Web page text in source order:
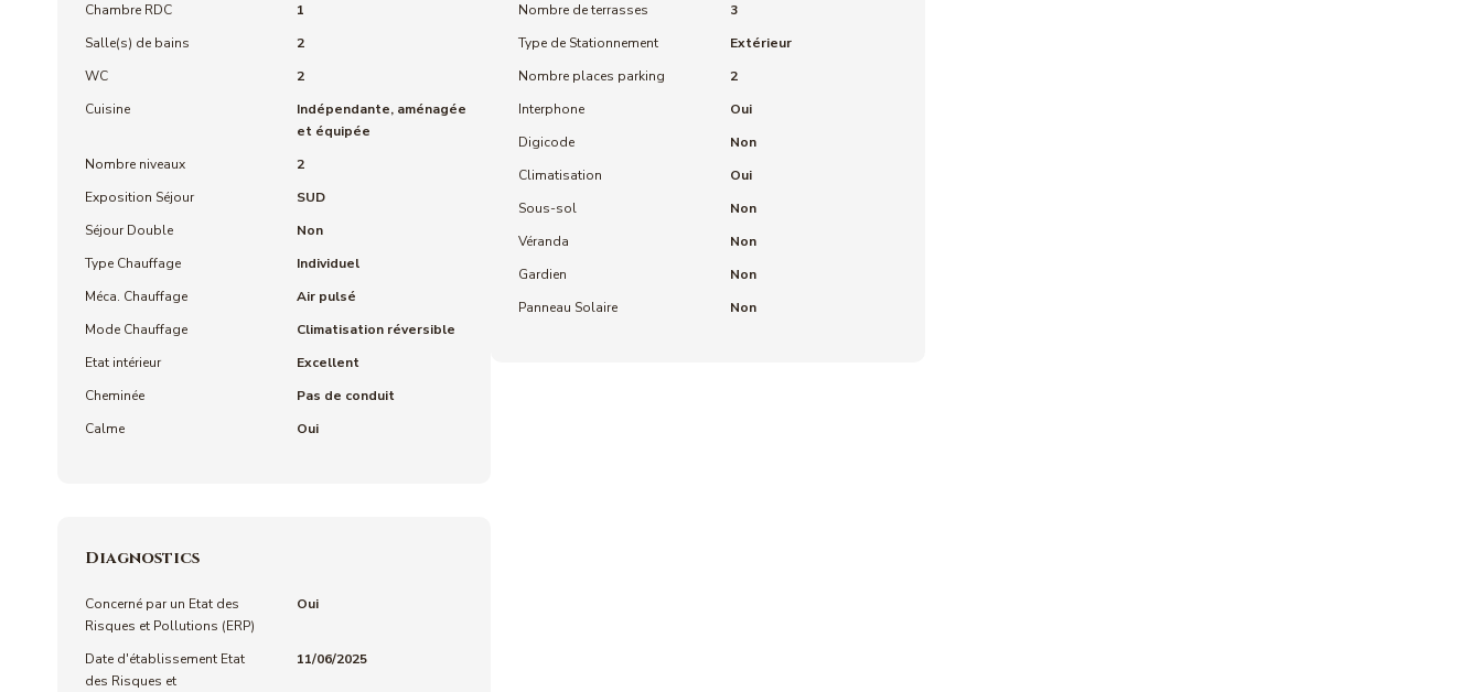
Chambre RDC
1
Salle(s) de bains
2
WC
2
Cuisine
Indépendante, aménagée
et équipée
Nombre niveaux
2
Exposition Séjour
SUD
Séjour Double
Non
Type Chauffage
Individuel
Méca. Chauffage
Air pulsé
Mode Chauffage
Climatisation réversible
Etat intérieur
Excellent
Cheminée
Pas de conduit
Calme
Oui
Nombre de terrasses
3
Type de Stationnement
Extérieur
Nombre places parking
2
Interphone
Oui
Digicode
Non
Climatisation
Oui
Sous-sol
Non
Véranda
Non
Gardien
Non
Panneau Solaire
Non
Diagnostics
Concerné par un Etat des
Risques et Pollutions (ERP)
Oui
Date d'établissement Etat
des Risques et
11/06/2025